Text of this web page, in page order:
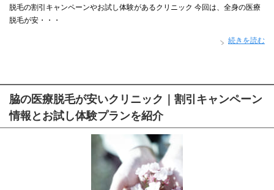
脱毛の割引キャンペーンやお試し体験があるクリニック 今回は、全身の医療
脱毛が安・・・
続きを読む
脇の医療脱毛が安いクリニック｜割引キャンペーン
情報とお試し体験プランを紹介